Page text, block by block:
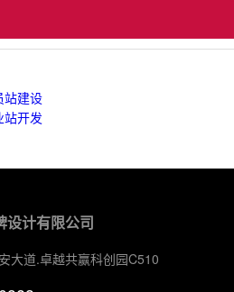
站建设
站开发
设计有限公司
大道.卓越共赢科创园C510